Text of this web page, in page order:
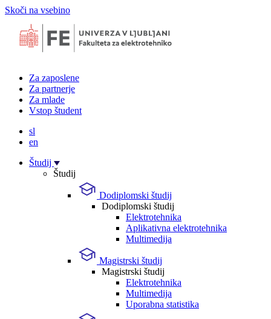
Skoči na vsebino
Za zaposlene
Za partnerje
Za mlade
Vstop študent
sl
en
Študij
Študij
Dodiplomski študij
Dodiplomski študij
Elektrotehnika
Aplikativna elektrotehnika
Multimedija
Magistrski študij
Magistrski študij
Elektrotehnika
Multimedija
Uporabna statistika